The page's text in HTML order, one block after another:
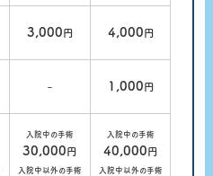
3,000円 4,000円
- 1,000円
入院中の手術
30,000円
入院中以外の手術
入院中の手術
40,000円
入院中以外の手術